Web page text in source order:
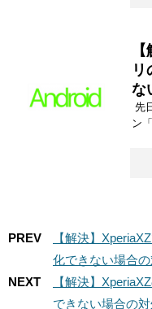
な
先
ン
PREV
【解決】
化できない場合
NEXT
【解決】
できない場合の